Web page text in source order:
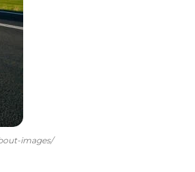
images/